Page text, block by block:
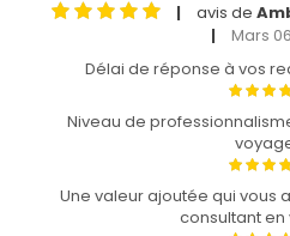
| avis de
|
Mars
Délai de réponse à vos
Niveau de
Une valeur ajoutée qui vous
consultant